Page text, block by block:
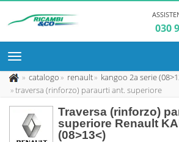
030
catalogo renault
kangoo 2a serie
traversa (rinforzo) paraurti ant. superiore
Traversa (rinforzo)
superiore Renault
(08>13<)